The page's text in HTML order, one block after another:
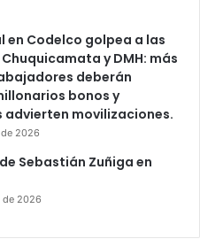
en Codelco golpea a las
y DMH: más
deberán
bonos y
advierten movilizaciones.
2026
Sebastián Zuñiga en
de 2026